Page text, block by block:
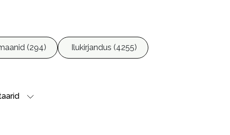
(294) Ilukirjandus (4255)